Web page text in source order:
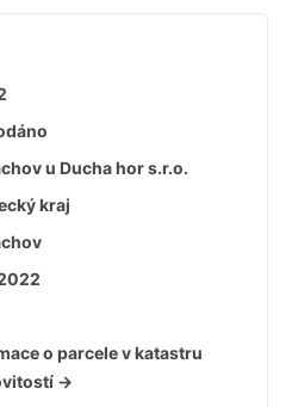
u Ducha hor s.r.o.
kraj
o parcele v katastru
→